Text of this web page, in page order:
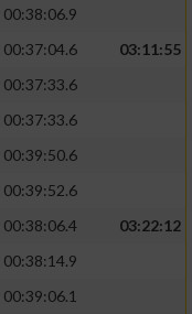
00:38:06.9
00:37:04.6
03:11:55
00:37:33.6
00:37:33.6
00:39:50.6
00:39:52.6
00:38:06.4
03:22:12
00:38:14.9
00:39:06.1